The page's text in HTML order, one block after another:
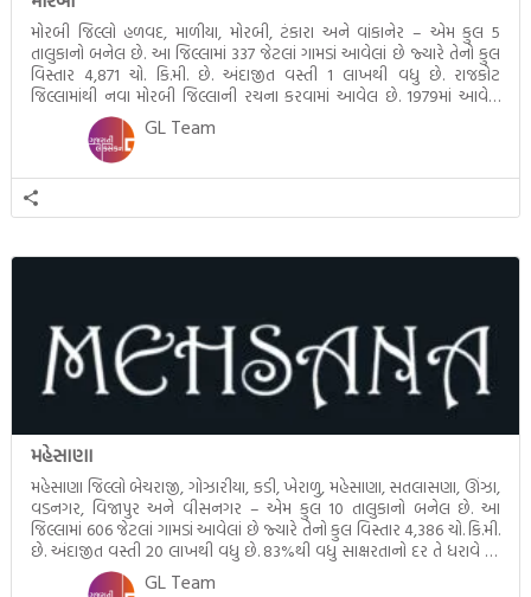
મોરબી જિલ્લો હળવદ, માળીયા, મોરબી, ટંકારા અને વાંકાનેર – એમ કુલ 5
તાલુકાનો બનેલ છે. આ જિલ્લામાં 337 જેટલાં ગામડાં આવેલાં છે જ્યારે તેનો કુલ
વિસ્તાર 4,871 ચો. કિ.મી. છે. અંદાજીત વસ્તી 1 લાખથી વધુ છે. રાજકોટ
જિલ્લામાંથી નવા મોરબી જિલ્લાની રચના કરવામાં આવેલ છે. 1979માં આવેલ
મચ્છુ નદીના પૂરને કારણે મોરબી શહેર તબાહ થઈ […]
GL Team
મહેસાણા
મહેસાણા જિલ્લો બેચરાજી, ગોઝારીયા, કડી, ખેરાળુ, મહેસાણા, સતલાસણા, ઊંઝા,
વડનગર, વિજાપુર અને વીસનગર – એમ કુલ 10 તાલુકાનો બનેલ છે. આ
જિલ્લામાં 606 જેટલાં ગામડાં આવેલાં છે જ્યારે તેનો કુલ વિસ્તાર 4,386 ચો. કિ.મી.
છે. અંદાજીત વસ્તી 20 લાખથી વધુ છે. 83%થી વધુ સાક્ષરતાનો દર તે ધરાવે છે.
જિલ્લાનું વડું મથક મહેસાણા દૂધસાગર ડેરી અને […]
GL Team